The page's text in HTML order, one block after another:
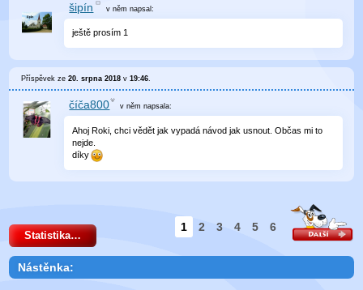
šipín v němnapsal:
ještě prosím 1
Příspěvek ze20. srpna 2018 v19:46.
číča800 v něm napsala:
Ahoj Roki, chci vědět jak vypadá návod jak usnout. Občas mi to
nejde.
díky
1 2 3 4 5 6
Statistika…
Nástěnka: